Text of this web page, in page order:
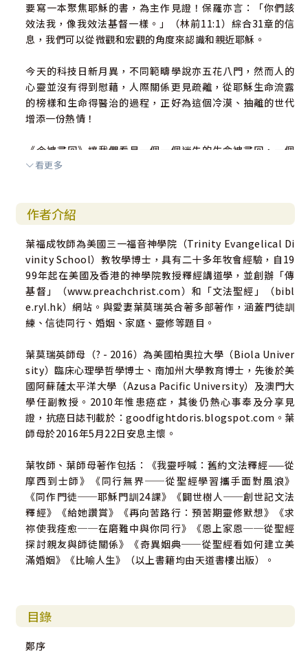
要寫一本聚焦耶穌的書，為主作見證！保羅亦言：「你們該
效法我，像我效法基督一樣。」（林前11:1）綜合31章的信
息，我們可以從微觀和宏觀的角度來認識和親近耶穌。
今天的科技日新月異，不同範疇學說亦五花八門，然而人的
心靈並沒有得到慰藉，人際關係更見疏離，從耶穌生命流露
的榜樣和生命得醫治的過程，正好為這個冷漠、抽離的世代
增添一份熱情！
《今被尋回》讓我們看見一個一個迷失的生命被尋回，一個
一個殘缺的人生得著醫治。迷失與殘缺更是現代人生命的實
本書一如既往，葉牧師以文法釋經為基礎，為每一段聖經敘
事做好釋經的功夫，例子、演繹、應用具備，使信息深刻地
存記於讀者心中！
願神使用本書，帶我們走進每一個生命故事，走向耶穌生命
的榜樣，在過程中與主相遇，慢慢地讓別人從我們的生活中
看得見耶穌的身影！」
中國基督教播道會恩福堂副堂主任
看更多
作者介紹
葉福成牧師為美國三一福音神學院（Trinity Evangelical Di
vinity School）教牧學博士，具有二十多年牧會經驗，自19
99年起在美國及香港的神學院教授釋經講道學，並創辦「傳
基督」（www.preachchrist.com）和「文法聖經」（bibl
e.ryl.hk）網站。與愛妻葉莫瑞英合著多部著作，涵蓋門徒訓
練、信徒同行、婚姻、家庭、靈修等題目。
葉莫瑞英師母（? - 2016）為美國柏奧拉大學（Biola Univer
sity）臨床心理學哲學博士、南加州大學教育博士，先後於美
國阿蘇薩太平洋大學（Azusa Pacific University）及澳門大
學任副教授。2010年惟患癌症，其後仍熱心事奉及分享見
證，抗癌日誌刊載於：goodfightdoris.blogspot.com。葉
師母於2016年5月22日安息主懷。
葉牧師、葉師母著作包括：《我靈呼喊：舊約文法釋經——從
摩西到士師》《同行無界──從聖經學習攜手面對風浪》
《同作門徒──耶穌門訓24課》《闢世樹人──創世記文法
釋經》《給她讚賞》《再向苦路行：預苦期靈修默想》《求
祢使我痊愈──在磨難中與你同行》《恩上家恩──從聖經
探討親友與師徒關係》《奇異姻典──從聖經看如何建立美
滿婚姻》《比喻人生》（以上書籍均由天道書樓出版）。
目錄
鄭序